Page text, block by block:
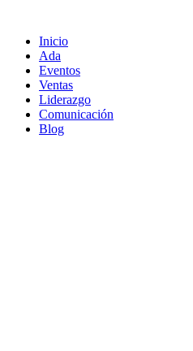
contenido
Inicio
Ada
Eventos
Ventas
Liderazgo
Comunicación
Blog